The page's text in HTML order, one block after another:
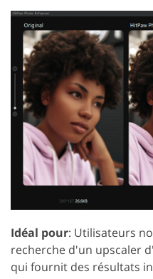
Idéal pour: Utilisateurs
recherche d'un upscaler
qui fournit des résultats